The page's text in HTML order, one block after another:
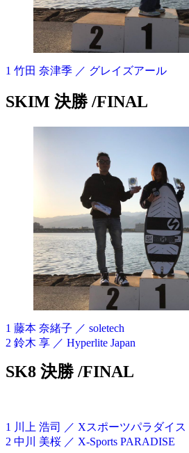
1 竹田 奈津季 ／ グレイズアール
SKIM 決勝 /FINAL
1 藤本 奈緒子 ／ soletech
2 鈴木 享 ／ Hyperlite Japan
SK8 決勝 /FINAL
1 川上 浩司 ／ Xスポーツパラダイス
2 中川 美桜 ／ X-Sports PARADISE